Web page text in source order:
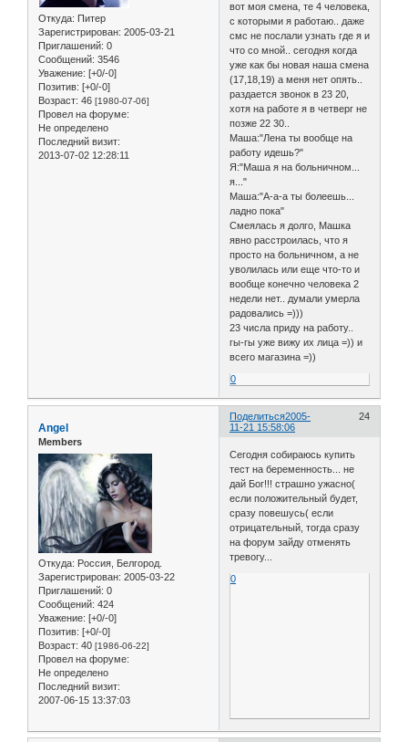
Откуда: Питер
Зарегистрирован: 2005-03-21
Приглашений: 0
Сообщений: 3546
Уважение: [+0/-0]
Позитив: [+0/-0]
Возраст: 46 [1980-07-06]
Провел на форуме:
Не определено
Последний визит:
2013-07-02 12:28:11
вот моя смена, те 4 человека,
с которыми я работаю.. даже
смс не послали узнать где я и
что со мной.. сегодня когда
уже как бы новая наша смена
(17,18,19) а меня нет опять..
раздается звонок в 23 20,
хотя на работе я в четверг не
позже 22 30..
Маша:"Лена ты вообще на
работу идешь?"
Я:"Маша я на больничном...
я..."
Маша:"А-а-а ты болеешь...
ладно пока"
Смеялась я долго, Машка
явно расстроилась, что я
просто на больничном, а не
уволилась или еще что-то и
вообще конечно человека 2
недели нет.. думали умерла
радовались =)))
23 числа приду на работу..
гы-гы уже вижу их лица =)) и
всего магазина =))
0
Поделиться 24
2005-
11-21 15:58:06
Angel
Members
Откуда: Россия, Белгород.
Зарегистрирован: 2005-03-22
Приглашений: 0
Сообщений: 424
Уважение: [+0/-0]
Позитив: [+0/-0]
Возраст: 40 [1986-06-22]
Провел на форуме:
Не определено
Последний визит:
2007-06-15 13:37:03
Сегодня собираюсь купить
тест на беременность... не
дай Бог!!! страшно ужасно(
если положительный будет,
сразу повешусь( если
отрицательный, тогда сразу
на форум зайду отменять
тревогу...
0